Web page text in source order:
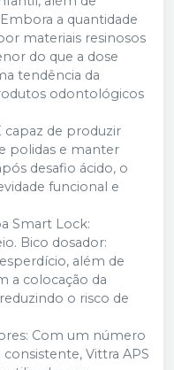
a quantidade
materiais resinosos
do que a dose
tendência da
odontológicos
de produzir
polidas e manter
desafio ácido, o
funcional e
Smart Lock:
Bico dosador:
além de
a colocação da
o risco de
Com um número
Vittra APS